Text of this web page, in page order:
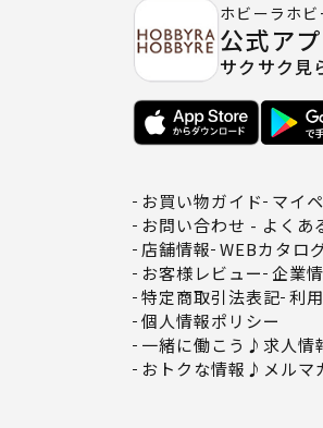
ホビーラホビ
公式ア
サクサク見
お買い物ガイド マイ
お問い合わせ - よくあ
店舗情報 WEBカタロ
お客様レビュー 企業
特定商取引法表記 利
個人情報ポリシー
一緒に働こう♪求人情
おトクな情報♪メルマ